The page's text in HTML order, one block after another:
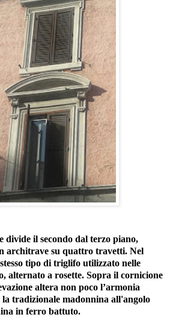
divide il secondo dal terzo piano,
architrave su quattro travetti. Nel
tipo di triglifo utilizzato nelle
alternato a rosette. Sopra il cornicione
altera non poco l’armonia
la tradizionale madonnina all'angolo
in ferro battuto.